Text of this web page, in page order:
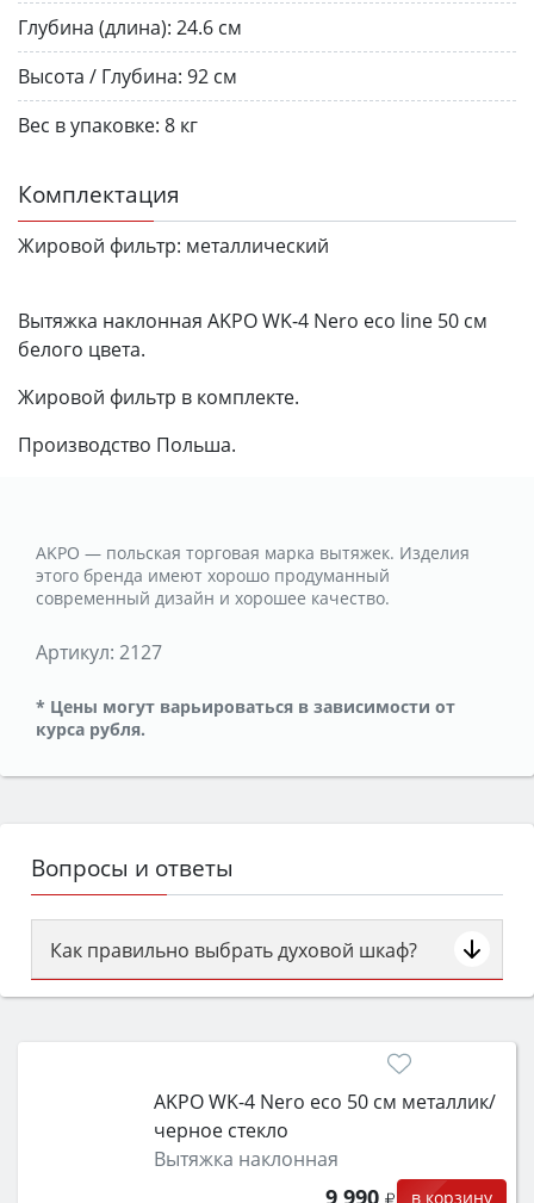
Глубина (длина): 24.6 см
Высота / Глубина: 92 см
Вес в упаковке: 8 кг
Комплектация
Жировой фильтр: металлический
Вытяжка наклонная AKPO WK-4 Nero eco line 50 см
белого цвета.
Жировой фильтр в комплекте.
Производство Польша.
AKPO — польская торговая марка вытяжек. Изделия
этого бренда имеют хорошо продуманный
современный дизайн и хорошее качество.
Артикул: 2127
* Цены могут варьироваться в зависимости от
курса рубля.
Вопросы и ответы
Как правильно выбрать духовой шкаф?
Сначала определитесь с типом (газовый или
затем смотрите на объём 50–70 л для семьи,
функции (конвекция, гриль, самоочистка,
защита от детей).
AKPO WK-4 Nero eco 50 см металлик/
черное стекло
Вытяжка наклонная
9 990 в корзину